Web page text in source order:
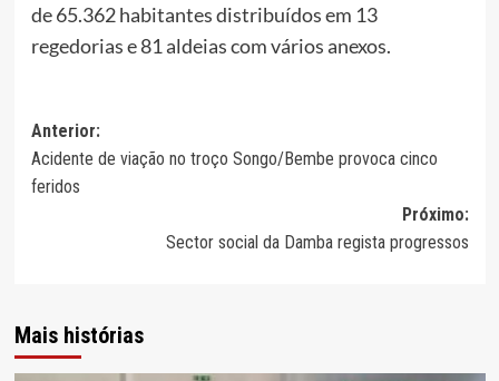
de 65.362 habitantes distribuídos em 13
regedorias e 81 aldeias com vários anexos.
Navegação
de
Anterior:
Acidente de viação no troço Songo/Bembe provoca cinco
feridos
Próximo:
Sector social da Damba regista progressos
Mais histórias